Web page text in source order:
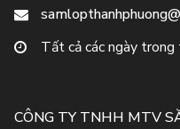
Tất cả các ngày
CÔNG TY TNHH MTV